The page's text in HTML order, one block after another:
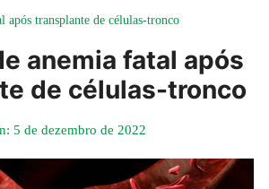
após transplante de células-tronco
anemia fatal após
de células-tronco
5 de dezembro de 2022